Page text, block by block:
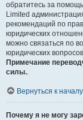
обратитесь за
Limited
рекомендаций по
юридических
можно связаться по
юридических
Примечание
силы..
Вернуться к началу
Почему я не могу